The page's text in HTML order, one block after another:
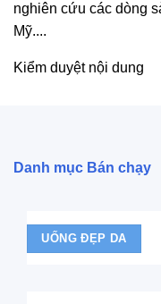
có
thể
được
phẩm
nghiên cứu các dòng
Mỹ....
Kiểm duyệt nội dung
Danh mục Bán chạy
UỐNG ĐẸP DA